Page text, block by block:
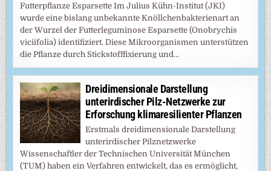
Futterpflanze Esparsette Im Julius Kühn-Institut (JKI)
wurde eine bislang unbekannte Knöllchenbakterienart an
der Wurzel der Futterleguminose Esparsette (Onobrychis
viciifolia) identifiziert. Diese Mikroorganismen unterstützen
die Pflanze durch Stickstofffixierung und…
Dreidimensionale Darstellung
unterirdischer Pilz-Netzwerke zur
Erforschung klimaresilienter Pflanzen
Erstmals dreidimensionale Darstellung
unterirdischer Pilznetzwerke
Wissenschaftler der Technischen Universität München
(TUM) haben ein Verfahren entwickelt, das es ermöglicht,